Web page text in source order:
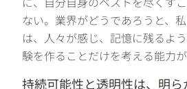
ない。業界がどうであろうと、
は、人々が感じ、記憶に残るよ
験を作ることだけを考える能力が
持続可能性と透明性は、明ら